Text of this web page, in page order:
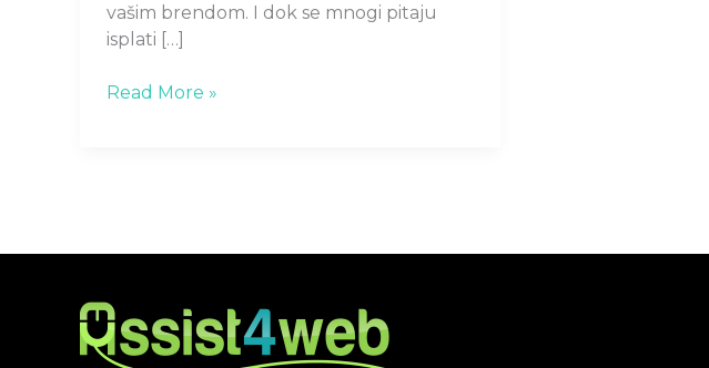
vašim brendom. I dok se mnogi pitaju
isplati […]
Read More »